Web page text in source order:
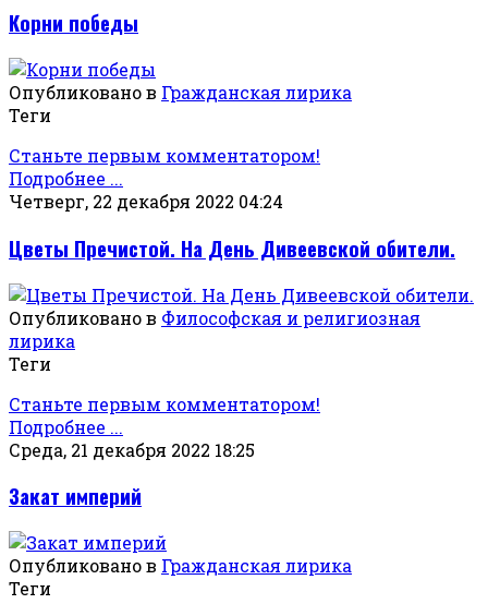
Корни победы
Опубликовано в Гражданская лирика
Теги
Станьте первым комментатором!
Подробнее ...
Четверг, 22 декабря 2022 04:24
Цветы Пречистой. На День Дивеевской обители.
Опубликовано в Философская и религиозная
лирика
Теги
Станьте первым комментатором!
Подробнее ...
Среда, 21 декабря 2022 18:25
Закат империй
Опубликовано в Гражданская лирика
Теги